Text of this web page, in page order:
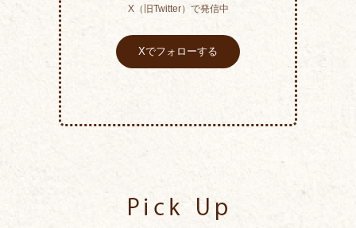
X（旧Twitter）で発信中
Xでフォローする